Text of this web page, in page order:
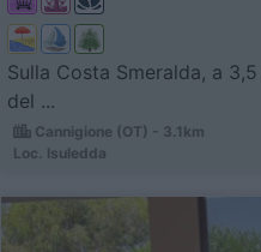
Sulla Costa Smeralda, a
del ...
Cannigione (OT) - 3.1km
Loc. Isuledda